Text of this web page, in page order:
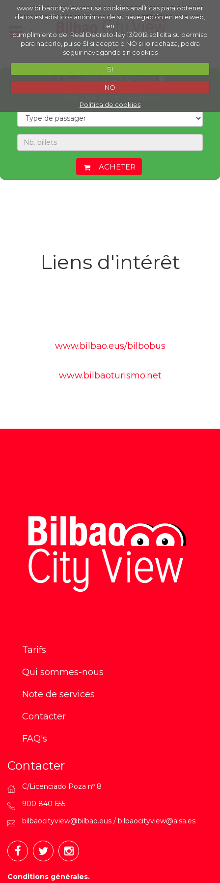
www.bilbaocityview.es usa cookies analíticas para obtener
datos estadísticos anónimos de su navegación en esta web,
en
cumplimiento del Real Decreto-ley 13/2012 solicita su permiso
para hacerlo, pulse SI si acepta o NO si lo rechaza, podra
seguir navegando sin cookies
SI
NO
Política de cookies
Liens d'intérêt
www.bilbao.eus/bilbobus
www.bilbaoturismo.net
Tarifs
Qui sommes-nous
Note de services
Contacter
FAQ's
Contacter
C/Licenciado Poza nº 8
900 840 655
bilbaocityview@bilbao.eus / bilbaocityview@alsa.es
Conditions générales.
TICKETS
ACHETER
Une erreur s'est produite. Cliquez ici.